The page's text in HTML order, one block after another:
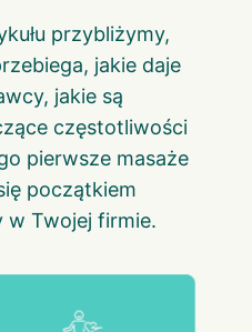
przybliżymy,
jakie daje
jakie są
częstotliwości
pierwsze masaże
początkiem
w Twojej firmie.